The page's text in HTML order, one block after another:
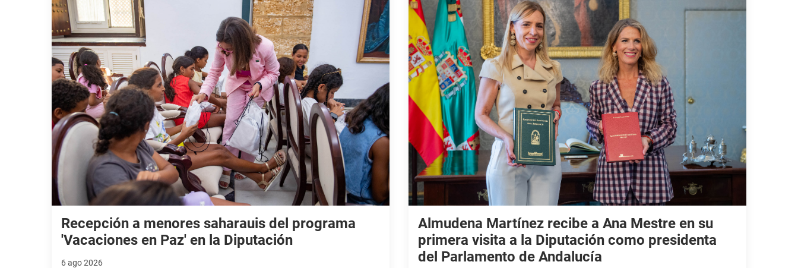
Recepción a menores saharauis del programa
'Vacaciones en Paz' en la Diputación
6 ago 2026
Almudena Martínez recibe a Ana Mestre en su
primera visita a la Diputación como presidenta
del Parlamento de Andalucía